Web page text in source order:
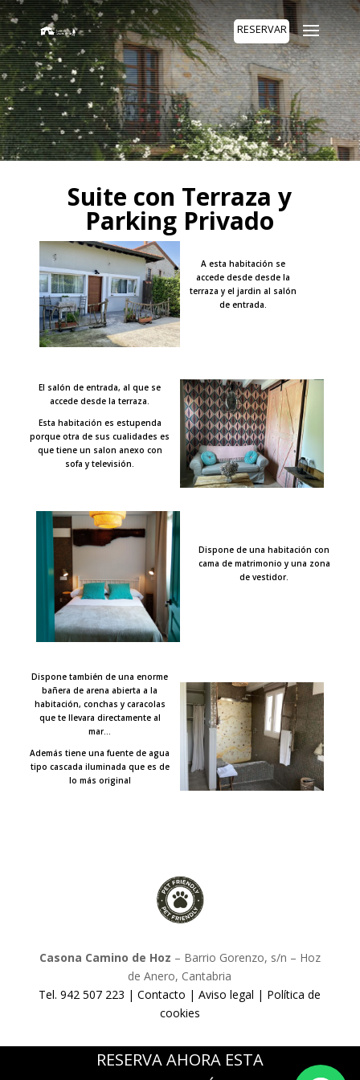
RESERVAR
Suite con Terraza y
Parking Privado
RESERVA AHORA ESTA
A esta habitación se
accede desde desde la
terraza y el jardin al salón
de entrada.
El salón de entrada, al que se
accede desde la terraza.
Esta habitación es estupenda
porque otra de sus cualidades es
que tiene un salon anexo con
sofa y televisión.
Dispone de una habitación con
cama de matrimonio y una zona
de vestidor.
Dispone también de una enorme
bañera de arena abierta a la
habitación, conchas y caracolas
que te llevara directamente al
mar…
Además tiene una fuente de agua
tipo cascada iluminada que es de
lo más original
Casona Camino de Hoz – Barrio Gorenzo, s/n – Hoz
de Anero, Cantabria
Tel. 942 507 223 |Contacto |Aviso legal | Política de
cookies